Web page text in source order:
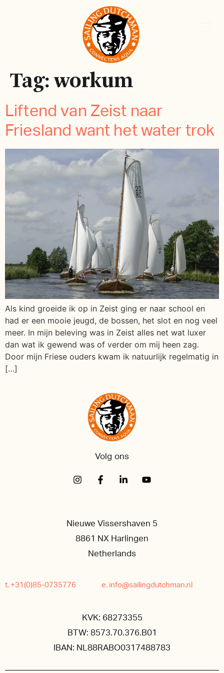
Tag:workum
Liftend van Zeist naar
Friesland want het water trok
Als kind groeide ik op in Zeist ging er naar school en
had er een mooie jeugd, de bossen, het slot en nog veel
meer. In mijn beleving was in Zeist alles net wat luxer
dan wat ik gewend was of verder om mij heen zag.
Door mijn Friese ouders kwam ik natuurlijk regelmatig in
[…]
Volg ons
Nieuwe Vissershaven 5
8861 NX Harlingen
Netherlands
t. +31(0)85-0735776 e. info@sailingdutchman.nl
KVK: 68273355
BTW: 8573.70.376.B01
IBAN: NL88RABO0317488783